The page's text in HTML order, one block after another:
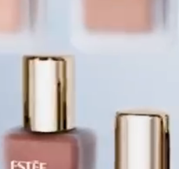
· עמידות ל-24 שעות